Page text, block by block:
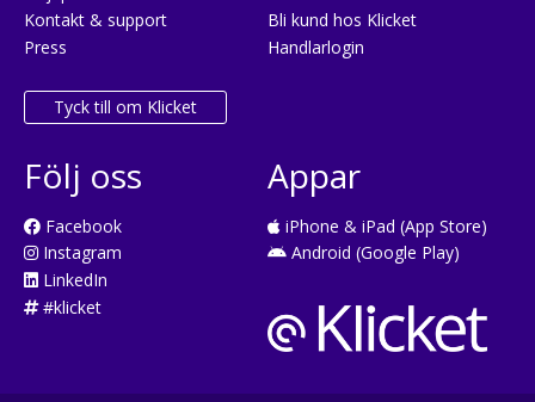
Kontakt & support
Press
Tyck till om Klicket
Bli kund hos Klicket
Handlarlogin
Följ oss
Facebook
Instagram
LinkedIn
#klicket
Appar
iPhone & iPad (App Store)
Android (Google Play)